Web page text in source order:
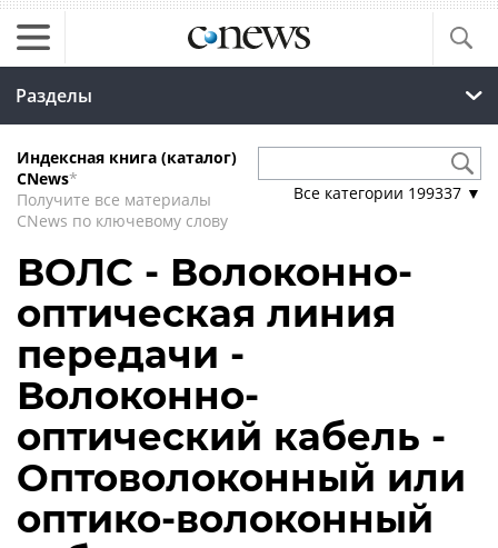
Разделы
Индексная книга (каталог)
CNews*
Получите все материалы
CNews по ключевому слову
Все категории 199337 ▼
ВОЛС - Волоконно-
оптическая линия
передачи -
Волоконно-
оптический кабель -
Оптоволоконный или
оптико-волоконный